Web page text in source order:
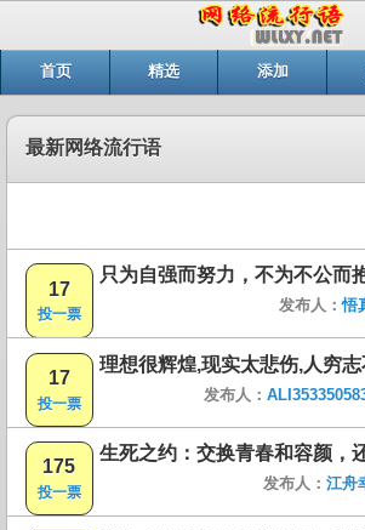
首页 精选 添加
最新网络流行语
17
投一票
只为自强而努力，不为不公而
发布人：悟
17
投一票
理想很辉煌,现实太悲伤,人穷
发布人：
175
投一票
生死之约：交换青春和容颜，
发布人： 江舟